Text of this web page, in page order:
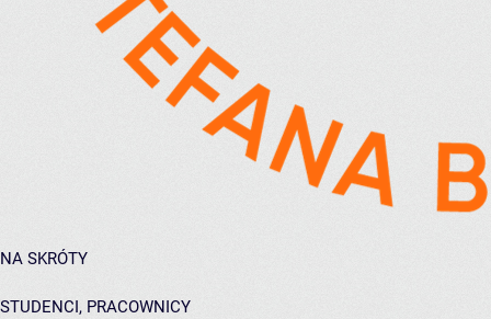
NA SKRÓTY
STUDENCI, PRACOWNICY